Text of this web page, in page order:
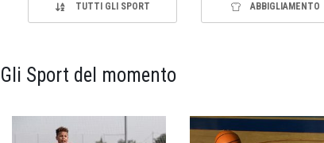
TUTTI GLI SPORT ABBIGLIAMENTO
Gli Sport del momento